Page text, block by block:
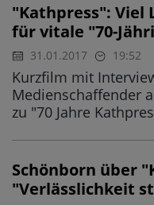
"Kathpress": Viel
für vitale "70-
31.01.2017 19:52
Kurzfilm mit
Medienschaffender
zu "70 Jahre
Schönborn über
"Verlässlichkeit